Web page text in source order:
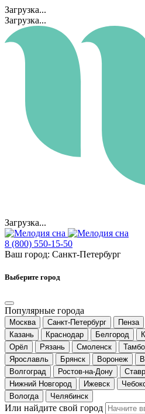
Загрузка...
Загрузка...
Загрузка...
8 (800) 550-15-50
Ваш город: Санкт-Петербург
Выберите город
Популярные города
Москва Санкт-Петербург Пенза
Казань
Краснодар Белгород
Орёл
Рязань Смоленск
Ярославль
Брянск Воронеж
Волгоград
Ростов-на-Дону
Нижний Новгород
Ижевск
Вологда
Челябинск
Или найдите свой город